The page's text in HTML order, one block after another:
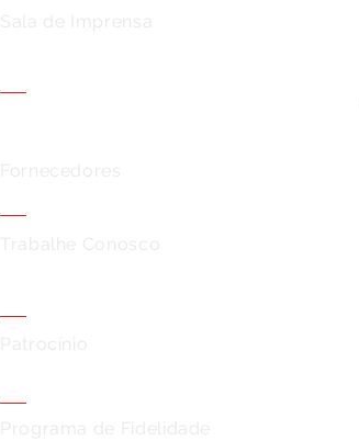
Sala de Imprensa
Fornecedores
Trabalhe Conosco
Patrocínio
Programa de Fidelidade